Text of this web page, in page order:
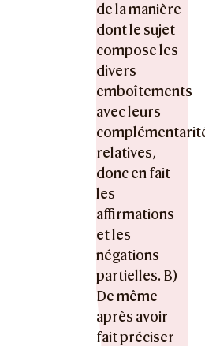
de la manière
dont le sujet
compose les
divers
emboîtements
avec leurs
relatives,
donc en fait
les
affirmations
et les
négations
partielles. B)
De même
après avoir
fait préciser